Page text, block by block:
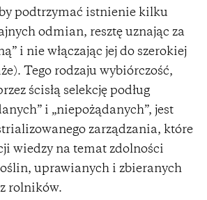
podtrzymać istnienie kilku
odmian, resztę uznając za
i nie włączając jej do szerokiej
Tego rodzaju wybiórczość,
ścisłą selekcję podług
i „niepożądanych”, jest
zarządzania, które
wiedzy na temat zdolności
uprawianych i zbieranych
rolników.